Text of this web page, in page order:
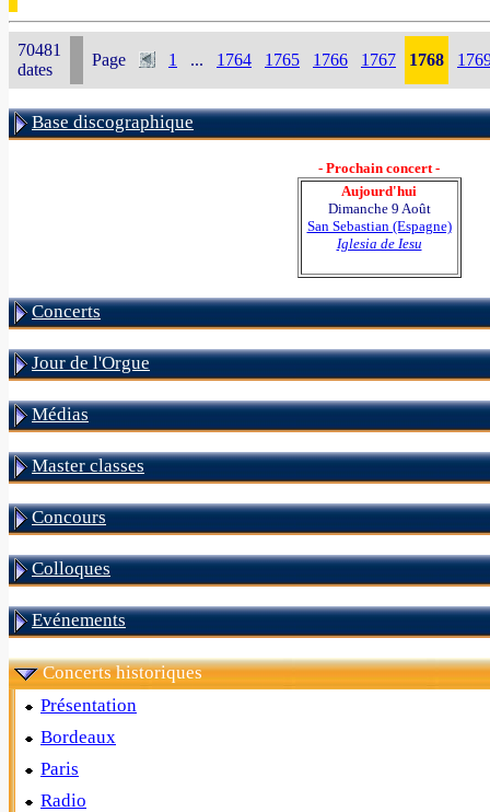
70481
dates
Page 1 ... 1764 1765 1766 1767 1768
Base discographique
- Prochain concert -
Aujourd'hui
Dimanche 9 Août
San Sebastian (Espagne)
Iglesia de Iesu
Concerts
Jour de l'Orgue
Médias
Master classes
Concours
Colloques
Evénements
Concerts historiques
Présentation
Bordeaux
Paris
Radio